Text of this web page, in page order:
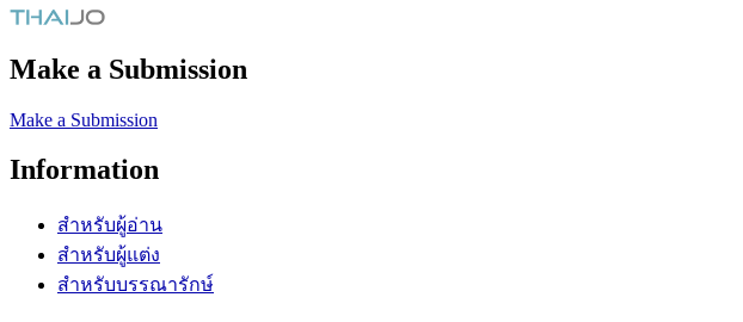
Make a Submission
Make a Submission
Information
สำหรับผู้อ่าน
สำหรับผู้แต่ง
สำหรับบรรณารักษ์